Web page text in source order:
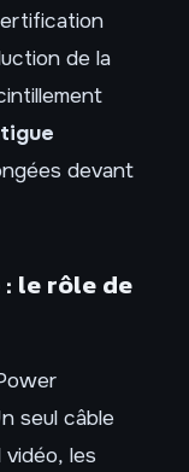
de la
devant
le rôle de
seul câble
les